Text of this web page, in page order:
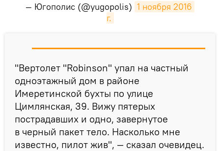
— Югополис (@yugopolis) 1 ноября 2016
г.
"Вертолет "Robinson" упал на частный
одноэтажный дом в районе
Имеретинской бухты по улице
Цимлянская, 39. Вижу пятерых
пострадавших и одно, завернутое
в черный пакет тело. Насколько мне
известно, пилот жив", — сказал очевидец.